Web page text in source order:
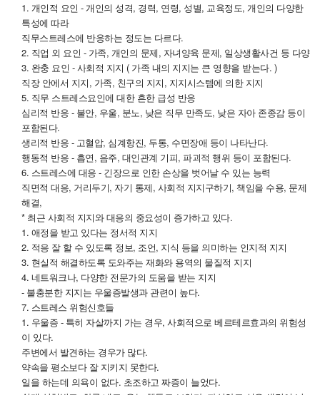
1. 개인적 요인 - 개인의 성격, 경력, 연령, 성별, 교육정도, 개인의 다양한
특성에 따라
직무스트레스에 반응하는 정도는 다르다.
2. 직업 외 요인 - 가족, 개인의 문제, 자녀양육 문제, 일상생활사건 등 다양
3. 완충 요인 - 사회적 지지 ( 가족 내의 지지는 큰 영향을 받는다. )
직장 안에서 지지, 가족, 친구의 지지, 지지시스템에 의한 지지
5. 직무 스트레스요인에 대한 흔한 급성 반응
심리적 반응 - 불안, 우울, 분노, 낮은 직무 만족도, 낮은 자아 존종감 등이
포함된다.
생리적 반응 - 고혈압, 심계항진, 두통, 수면장애 등이 나타난다.
행동적 반응 - 흡연, 음주, 대인관계 기피, 파괴적 행위 등이 포함된다.
6. 스트레스에 대응 - 긴장으로 인한 손상을 벗어날 수 있는 능력
직면적 대응, 거리두기, 자기 통제, 사회적 지지구하기, 책임을 수용, 문제
해결,
* 최근 사회적 지지와 대응의 중요성이 증가하고 있다.
1. 애정을 받고 있다는 정서적 지지
2. 적응 잘 할 수 있도록 정보, 조언, 지식 등을 의미하는 인지적 지지
3. 현실적 해결하도록 도와주는 재화와 용역의 물질적 지지
4. 네트워크나, 다양한 전문가의 도움을 받는 지지
- 불충분한 지지는 우울증발생과 관련이 높다.
7. 스트레스 위험신호들
1. 우울증 - 특히 자살까지 가는 경우, 사회적으로 베르테르효과의 위험성
이 있다.
주변에서 발견하는 경우가 많다.
약속을 평소보다 잘 지키지 못한다.
일을 하는데 의욕이 없다. 초조하고 짜증이 늘었다.